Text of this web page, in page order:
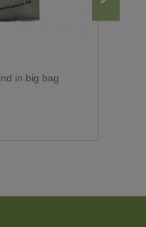
in big bag